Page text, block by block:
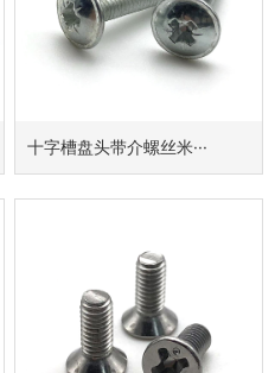
十字槽盘头带介螺丝米···